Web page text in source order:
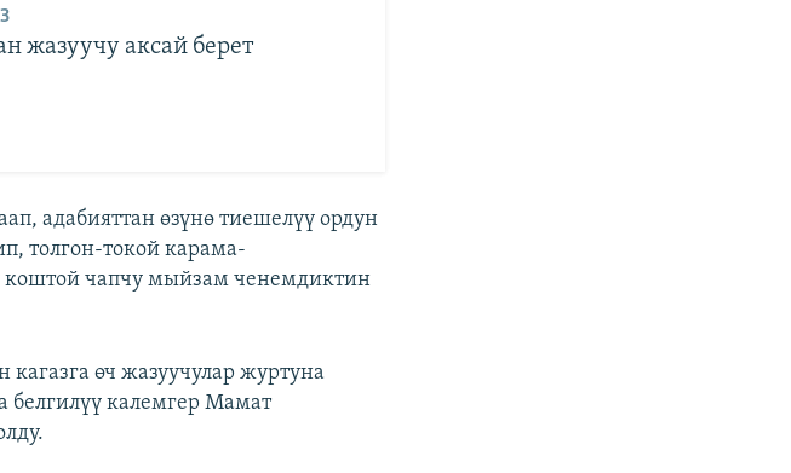
жазуучу аксай берет
адабияттан өзүнө тиешелүү ордун
толгон-токой карама-
чапчу мыйзам ченемдиктин
өч жазуучулар журтуна
белгилүү калемгер Мамат